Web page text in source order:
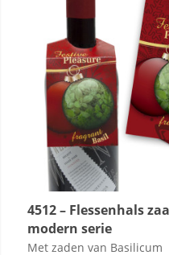
4512 – Flessenhals
modern serie
Met zaden van Basilicum